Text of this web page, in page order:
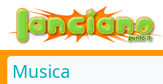
Musica